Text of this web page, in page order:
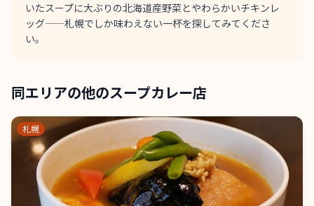
いたスープに大ぶりの北海道産野菜とやわらかいチキンレ
ッグ——札幌でしか味わえない一杯を探してみてくださ
い。
同エリアの他のスープカレー店
札幌